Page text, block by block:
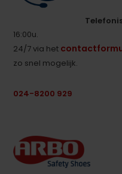
16:00u.
24/7 via het
zo snel mogelijk.
024-8200 929